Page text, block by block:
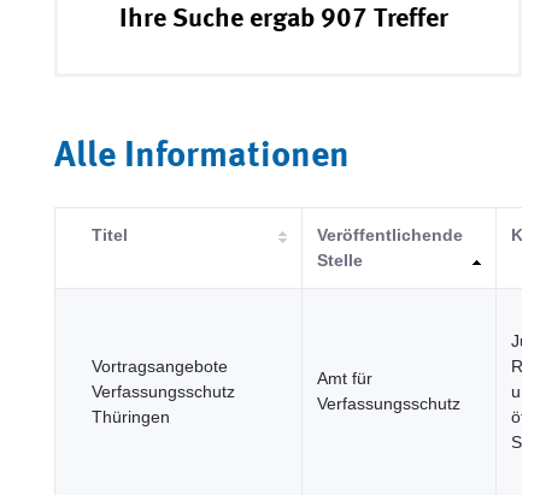
Ihre Suche ergab 907 Treffer
Alle Informationen
Titel
Veröffentlichende
Stelle
Vortragsangebote
Verfassungsschutz
Thüringen
Amt für
Verfassungsschutz
und